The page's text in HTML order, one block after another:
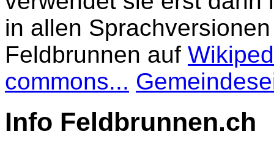
in allen
Feldbrunnen auf
commons...
Info Feldbrunnen.ch